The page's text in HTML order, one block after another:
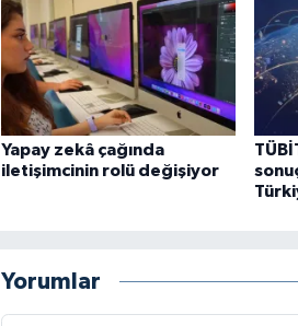
Yapay zekâ çağında
iletişimcinin rolü değişiyor
Yorumlar